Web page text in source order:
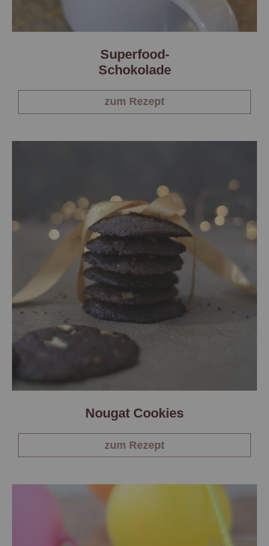
Superfood-
Schokolade
zum Rezept
Nougat Cookies
zum Rezept